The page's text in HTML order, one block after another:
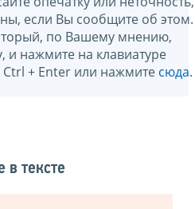
если Вы сообщите об этом.
по Вашему мнению,
и нажмите на клавиатуре
+ Enter или нажмите сюда.
тексте